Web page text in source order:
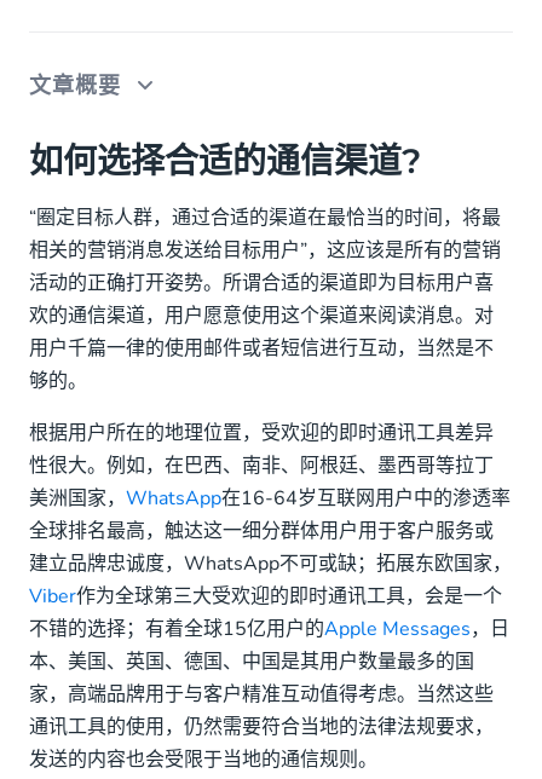
文章概要
如何选择合适的通信渠道?
如何选择合适的通信渠道?
“圈定目标人群，通过合适的渠道在最恰当的时间，将最
相关的营销消息发送给目标用户”，这应该是所有的营销
活动的正确打开姿势。所谓合适的渠道即为目标用户喜
欢的通信渠道，用户愿意使用这个渠道来阅读消息。对
用户千篇一律的使用邮件或者短信进行互动，当然是不
够的。
根据用户所在的地理位置，受欢迎的即时通讯工具差异
性很大。例如，在巴西、南非、阿根廷、墨西哥等拉丁
美洲国家， WhatsApp在16-64岁互联网用户中的渗透率
全球排名最高，触达这一细分群体用户用于客户服务或
建立品牌忠诚度，WhatsApp不可或缺；拓展东欧国家，
Viber作为全球第三大受欢迎的即时通讯工具，会是一个
不错的选择；有着全球15亿用户的Apple Messages，日
本、美国、英国、德国、中国是其用户数量最多的国
家，高端品牌用于与客户精准互动值得考虑。当然这些
通讯工具的使用，仍然需要符合当地的法律法规要求，
发送的内容也会受限于当地的通信规则。